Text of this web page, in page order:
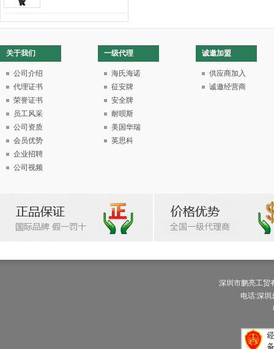
关于我们
公司介绍
代理证书
荣誉证书
员工风采
公司资质
会员优势
企业招聘
公司视频
一级代理
海氏海诺
征安牌
安全牌
耐呗斯
美国华瑞
英思科
诚邀加盟
供应商加入
诚邀经营商
深圳市鹏亮工
电话:深